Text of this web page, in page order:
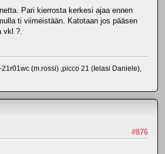
Pari kierrosta kerkesi ajaa ennen
ti viimeistään. Katotaan jos pääsen
vkl ?.
(m.rossi) ,picco 21 (Ielasi Daniele),
#876